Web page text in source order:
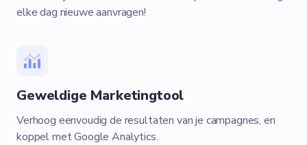
elke dag nieuwe aanvragen!
Geweldige Marketingtool
Verhoog eenvoudig de resultaten van je campagnes, en
koppel met Google Analytics.